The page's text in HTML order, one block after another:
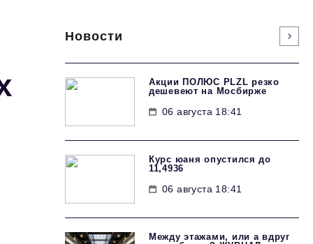
Новости
Акции ПОЛЮС PLZL резко
дешевеют на Мосбирже
06 августа 18:41
Курс юаня опустился до
11,4936
06 августа 18:41
Между этажами, или а вдруг